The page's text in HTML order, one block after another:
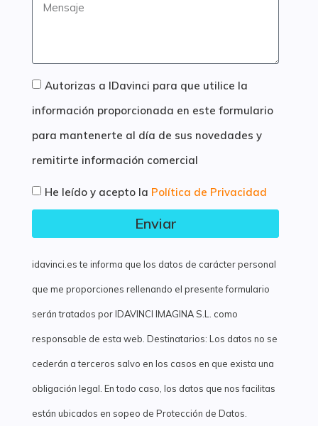
Autorizas a IDavinci para que utilice la
información proporcionada en este formulario
para mantenerte al día de sus novedades y
remitirte información comercial
He leído y acepto la Política de Privacidad
Enviar
idavinci.es te informa que los datos de carácter personal
que me proporciones rellenando el presente formulario
serán tratados por IDAVINCI IMAGINA S.L. como
responsable de esta web. Destinatarios: Los datos no se
cederán a terceros salvo en los casos en que exista una
obligación legal. En todo caso, los datos que nos facilitas
están ubicados en sopeo de Protección de Datos.